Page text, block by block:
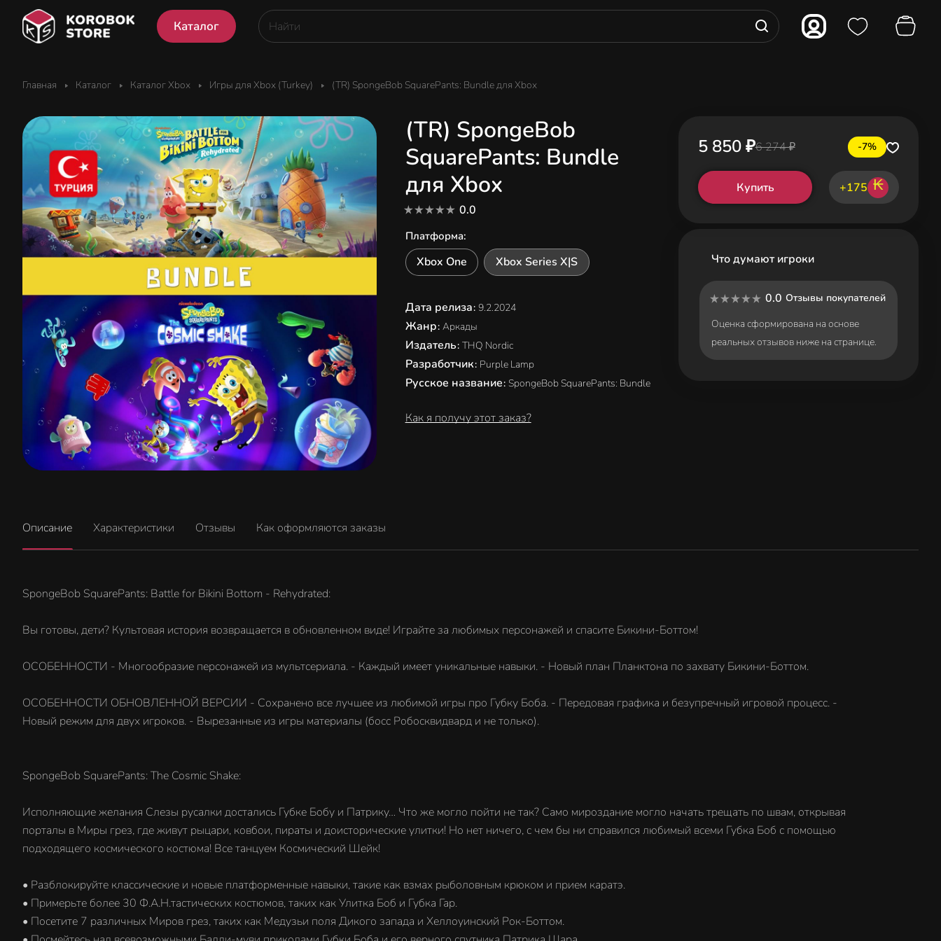
Каталог
Главная Каталог Каталог Xbox Игры для Xbox (Turkey) (TR) SpongeBob SquarePants: Bundle для Xbox
(TR) SpongeBob
SquarePants: Bundle
для Xbox
0.0
Платформа:
Xbox One Xbox Series X|S
Дата релиза: 9.2.2024
Жанр: Аркады
Издатель: THQ Nordic
Разработчик: Purple Lamp
Русское название: SpongeBob SquarePants: Bundle
Как я получу этот заказ?
5 850 ₽6 274 ₽ -7%
Купить +175 ₭
Что думают игроки
0.0 Отзывы покупателей
Оценка сформирована на основе
реальных отзывов ниже на странице.
Описание Характеристики Отзывы Как оформляются заказы
SpongeBob SquarePants: Battle for Bikini Bottom - Rehydrated:
Вы готовы, дети? Культовая история возвращается в обновленном виде! Играйте за любимых персонажей и спасите Бикини-Боттом!
ОСОБЕННОСТИ - Многообразие персонажей из мультсериала. - Каждый имеет уникальные навыки. - Новый план Планктона по захвату Бикини-Боттом.
ОСОБЕННОСТИ ОБНОВЛЕННОЙ ВЕРСИИ - Сохранено все лучшее из любимой игры про Губку Боба. - Передовая графика и безупречный игровой процесс. -
Новый режим для двух игроков. - Вырезанные из игры материалы (босс Робосквидвард и не только).
SpongeBob SquarePants: The Cosmic Shake:
Исполняющие желания Слезы русалки достались Губке Бобу и Патрику… Что же могло пойти не так? Само мироздание могло начать трещать по швам, открывая
порталы в Миры грез, где живут рыцари, ковбои, пираты и доисторические улитки! Но нет ничего, с чем бы ни справился любимый всеми Губка Боб с помощью
подходящего космического костюма! Все танцуем Космический Шейк!
• Разблокируйте классические и новые платформенные навыки, такие как взмах рыболовным крюком и прием каратэ.
• Примерьте более 30 Ф.А.Н.тастических костюмов, таких как Улитка Боб и Губка Гар.
• Посетите 7 различных Миров грез, таких как Медузьи поля Дикого запада и Хеллоуинский Рок-Боттом.